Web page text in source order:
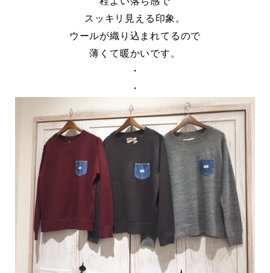
スッキリ見える印象。
ウールが織り込まれてるので
薄くて暖かいです。
・
・